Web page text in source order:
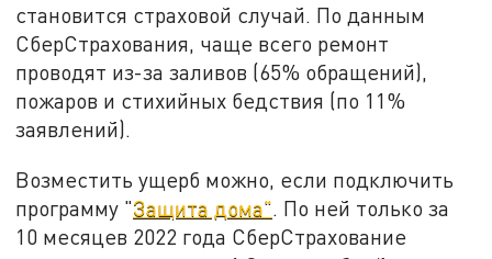
становится страховой случай. По данным
СберСтрахования, чаще всего ремонт
проводят из-за заливов (65% обращений),
пожаров и стихийных бедствия (по 11%
заявлений).
Возместить ущерб можно, если подключить
программу "Защита дома" . По ней только за
10 месяцев 2022 года СберСтрахование